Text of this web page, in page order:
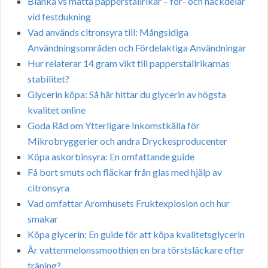
vid festdukning
Vad används citronsyra till: Mångsidiga
Användningsområden och Fördelaktiga Användningar
Hur relaterar 14 gram vikt till papperstallrikarnas
stabilitet?
Glycerin köpa: Så här hittar du glycerin av högsta
kvalitet online
Goda Råd om Ytterligare Inkomstkälla för
Mikrobryggerier och andra Dryckesproducenter
Köpa askorbinsyra: En omfattande guide
Få bort smuts och fläckar från glas med hjälp av
citronsyra
Vad omfattar Aromhusets Fruktexplosion och hur
smakar
Köpa glycerin: En guide för att köpa kvalitetsglycerin
Är vattenmelonssmoothien en bra törstsläckare efter
träning?